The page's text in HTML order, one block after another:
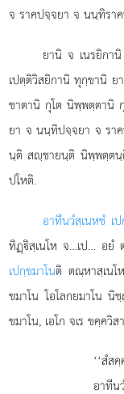
จ ราคปจฺจยา จ นนฺทิรา
ยานิ จ เนรยิกา
เปตฺติวิสยิกานิ ทุกฺขานิ
ชาตานิ กุโต นิพฺพตฺตานิ
ยา จ นนฺทิปจฺจยา จ รา
นฺติ สฺชายนฺติ นิพฺพตฺต
ปโหติ.
อาทีนวํสฺเนหชํ เ
ทิฏฺิสฺเนโห จ…เป… อยํ
เปกฺขมาโนติ ตณฺหาสฺเน
ขมาโน โอโลกยมาโน
ขมาโน, เอโก จเร ขคฺควิ
‘‘สํส
อาทีน